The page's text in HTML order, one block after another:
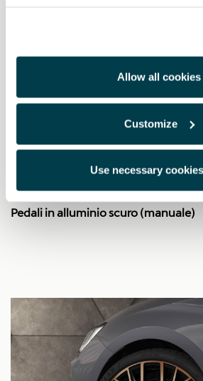
Allow all cookies
Customize
Use necessary
5FA064200 9DG
Pedali in alluminio scuro (manuale)